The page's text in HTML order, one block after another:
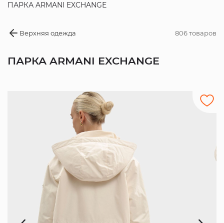
ПАРКА ARMANI EXCHANGE
Верхняя одежда 806 товаров
ПАРКА ARMANI EXCHANGE